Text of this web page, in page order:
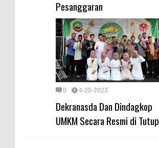
Pesanggaran
0 4-20-2023
Dekranasda Dan Dindagkop
UMKM Secara Resmi di Tutup